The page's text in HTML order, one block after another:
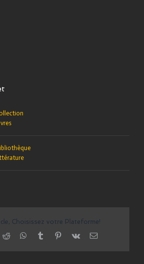
Choisissez votre Plateforme!
reddit whatsapptumblr pinterest
vk Email